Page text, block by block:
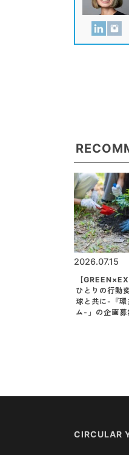
2026.07.15
【
ひとりの行動
球と共に-『環
ム-」の企画募
CIRCULAR